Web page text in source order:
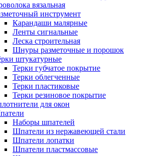
вязальная
инструмент
Карандаши малярные
Ленты сигнальные
Леска строительная
Шнуры разметочные и порошок
штукатурные
Терки губчатое покрытие
Терки облегченные
Терки пластиковые
Терки резиновое покрытие
для окон
Наборы шпателей
Шпатели из нержавеющей стали
Шпатели лопатки
Шпатели пластмассовые